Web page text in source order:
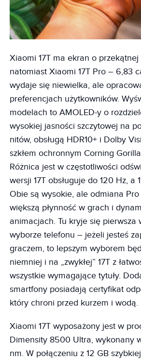
Xiaomi 17T ma ekran o
natomiast Xiaomi 17T Pro – 6,83
wydaje się niewielka, ale
preferencjach użytkowników.
modelach to AMOLED-y o
wysokiej jasności szczytowej na
nitów, obsługą HDR10+ i Dolby
szkłem ochronnym Corning
Różnica jest w częstotliwości
wersji 17T obsługuje do 120 Hz, a
Obie są wysokie, ale odmiana
większą płynność w grach i
animacjach. Tu kryje się pierwsza
wyborze telefonu – jeżeli jesteś
graczem, to lepszym wyborem
niemniej i na „zwykłej” 17T z
wszystkie wymagające tytuły.
smartfony posiadają certyfikat
który chroni przed kurzem i wodą.
Xiaomi 17T wyposażony jest w
Dimensity 8500 Ultra, wykonany
nm. W połączeniu z 12 GB